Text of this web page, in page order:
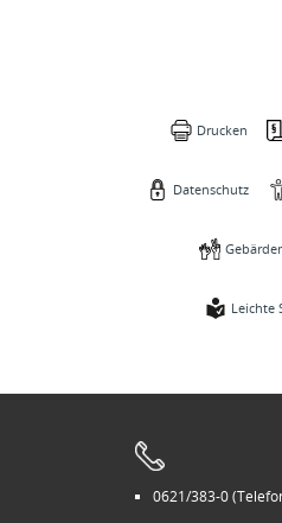
Drucken
Datenschutz
Leichte
0621/383-0